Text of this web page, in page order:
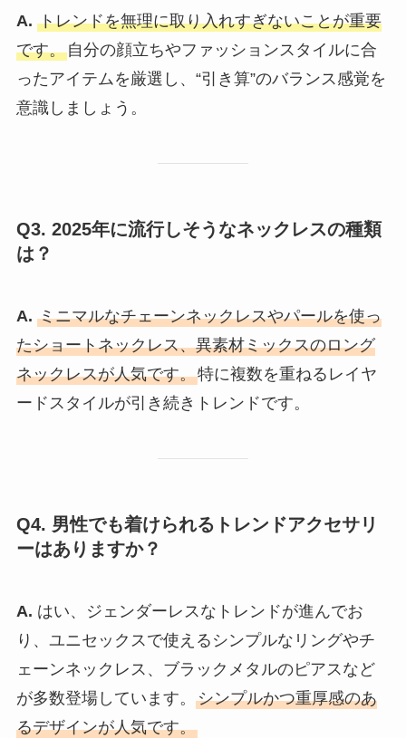
A. トレンドを無理に取り入れすぎないことが重要
です。自分の顔立ちやファッションスタイルに合
ったアイテムを厳選し、“引き算”のバランス感覚を
意識しましょう。
Q3. 2025年に流行しそうなネックレスの種類
は？
A. ミニマルなチェーンネックレスやパールを使っ
たショートネックレス、異素材ミックスのロング
ネックレスが人気です。特に複数を重ねるレイヤ
ードスタイルが引き続きトレンドです。
Q4. 男性でも着けられるトレンドアクセサリ
ーはありますか？
A. はい、ジェンダーレスなトレンドが進んでお
り、ユニセックスで使えるシンプルなリングやチ
ェーンネックレス、ブラックメタルのピアスなど
が多数登場しています。 シンプルかつ重厚感のあ
るデザインが人気です。